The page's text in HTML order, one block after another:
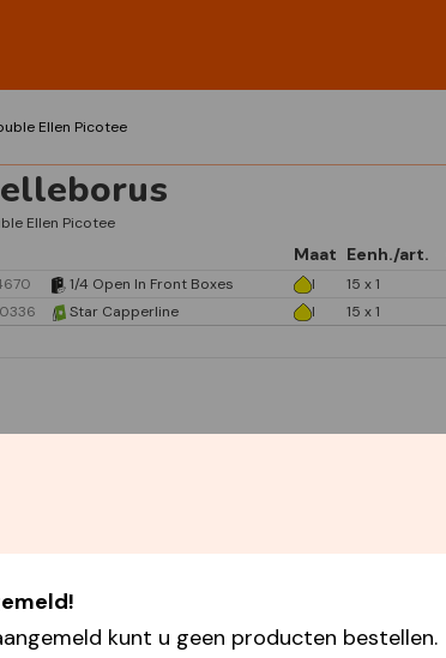
kunt u geen producten bestellen.
Ellen Picotee
Ellen Picotee
Maat Eenh./art.
1/4 Open In Front Boxes I 15 x 1
Star Capperline I 15 x 1